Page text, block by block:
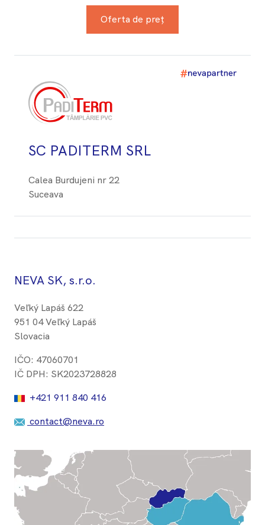
Oferta de preț
SC PADITERM SRL
Calea Burdujeni nr 22
Suceava
NEVA SK, s.r.o.
Veľký Lapáš 622
951 04 Veľký Lapáš
Slovacia
IČO: 47060701
IČ DPH: SK2023728828
+421 911 840 416
contact@neva.ro